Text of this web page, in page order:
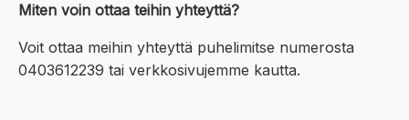
Miten voin ottaa teihin yhteyttä?
Voit ottaa meihin yhteyttä puhelimitse numerosta
0403612239 tai verkkosivujemme kautta.